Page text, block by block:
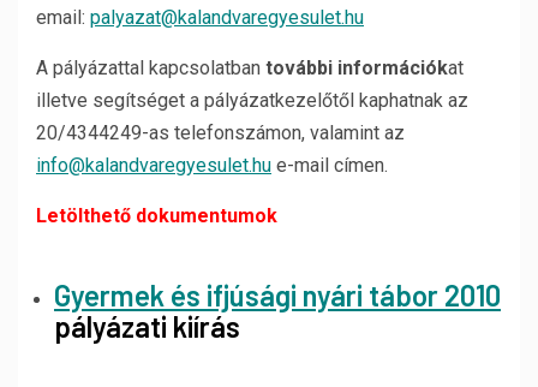
email: palyazat@kalandvaregyesulet.hu
A pályázattal kapcsolatban további információkat
illetve segítséget a pályázatkezelőtől kaphatnak az
20/4344249-as telefonszámon, valamint az
info@kalandvaregyesulet.hu e-mail címen.
Letölthető dokumentumok
Gyermek és ifjúsági nyári tábor 2010
pályázati kiírás